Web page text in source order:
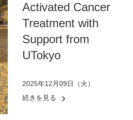
Activated Cancer
Treatment with
Support from
UTokyo
2025年12月09日（火）
続きを見る